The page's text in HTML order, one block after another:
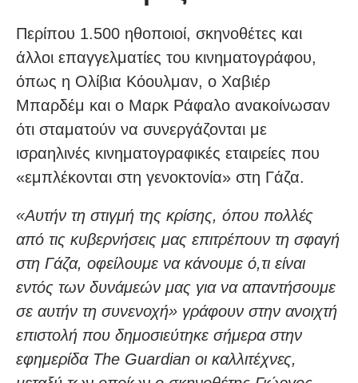
Περίπου 1.500 ηθοποιοί, σκηνοθέτες και
άλλοι επαγγελματίες του κινηματογράφου,
όπως η Ολίβια Κόουλμαν, ο Χαβιέρ
Μπαρδέμ και ο Μαρκ Ράφαλο ανακοίνωσαν
ότι σταματούν να συνεργάζονται με
ισραηλινές κινηματογραφικές εταιρείες που
«εμπλέκονται στη γενοκτονία» στη Γάζα.
«Αυτήν τη στιγμή της κρίσης, όπου πολλές
από τις κυβερνήσεις μας επιτρέπουν τη σφαγή
στη Γάζα, οφείλουμε να κάνουμε ό,τι είναι
εντός των δυνάμεών μας για να απαντήσουμε
σε αυτήν τη συνενοχή» γράφουν στην ανοιχτή
επιστολή που δημοσιεύτηκε σήμερα στην
εφημερίδα The Guardian οι καλλιτέχνες,